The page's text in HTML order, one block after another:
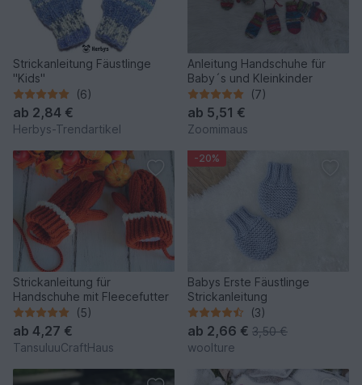
Strickanleitung Fäustlinge
"Kids"
(6)
ab 2,84 €
Herbys-Trendartikel
Anleitung Handschuhe für
Baby´s und Kleinkinder
(7)
ab 5,51 €
Zoomimaus
Strickanleitung für
Handschuhe mit Fleecefutter
(5)
ab 4,27 €
TansuluuCraftHaus
-20%
Babys Erste Fäustlinge
Strickanleitung
(3)
ab 2,66 € 3,50 €
woolture